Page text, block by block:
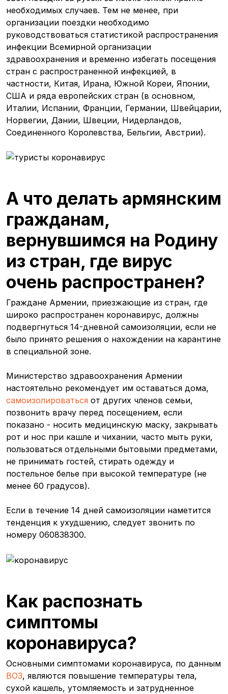
необходимых случаев. Тем не менее, при
организации поездки необходимо
руководствоваться статистикой распространения
инфекции Всемирной организации
здравоохранения и временно избегать посещения
стран с распространенной инфекцией, в
частности, Китая, Ирана, Южной Кореи, Японии,
США и ряда европейских стран (в основном,
Италии, Испании, Франции, Германии, Швейцарии,
Норвегии, Дании, Швеции, Нидерландов,
Соединенного Королевства, Бельгии, Австрии).
А что делать армянским
гражданам,
вернувшимся на Родину
из стран, где вирус
очень распространен?
Граждане Армении, приезжающие из стран, где
широко распространен коронавирус, должны
подвергнуться 14-дневной самоизоляции, если не
было принято решения о нахождении на карантине
в специальной зоне.
Министерство здравоохранения Армении
настоятельно рекомендует им оставаться дома,
самоизолироваться от других членов семьи,
позвонить врачу перед посещением, если
показано - носить медицинскую маску, закрывать
рот и нос при кашле и чихании, часто мыть руки,
пользоваться отдельными бытовыми предметами,
не принимать гостей, стирать одежду и
постельное белье при высокой температуре (не
менее 60 градусов).
Если в течение 14 дней самоизоляции наметится
тенденция к ухудшению, следует звонить по
номеру 060838300.
Как распознать
симптомы
коронавируса?
Основными симптомами коронавируса, по данным
ВОЗ, являются повышение температуры тела,
сухой кашель, утомляемость и затрудненное